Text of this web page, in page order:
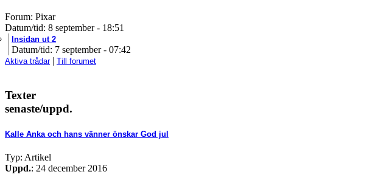
Forum: Pixar
Datum/tid: 8 september - 18:51
Insidan ut 2
Datum/tid: 7 september - 07:42
Aktiva trådar| Till forumet
Texter
senaste/uppd.
Kalle Anka och hans vänner önskar God jul
Typ: Artikel
Uppd.: 24 december 2016